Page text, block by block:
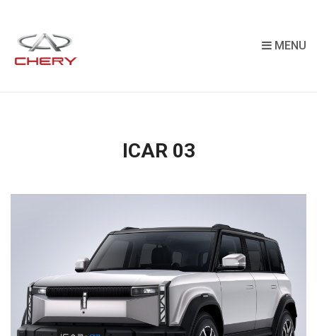
MENU
ICAR 03